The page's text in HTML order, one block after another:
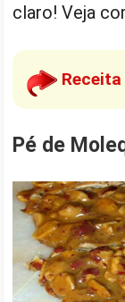
claro! Veja
Pé de